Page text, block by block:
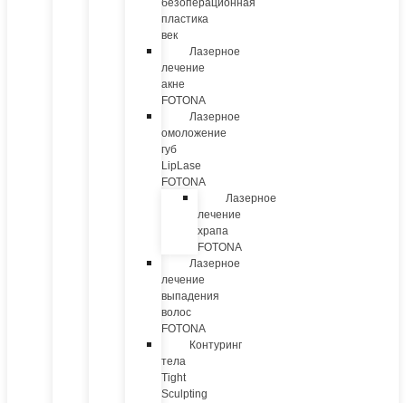
безоперационная
пластика
век
Лазерное
лечение
акне
FOTONA
Лазерное
омоложение
губ
LipLase
FOTONA
Лазерное
лечение
храпа
FOTONA
Лазерное
лечение
выпадения
волос
FOTONA
Контуринг
тела
Tight
Sculpting